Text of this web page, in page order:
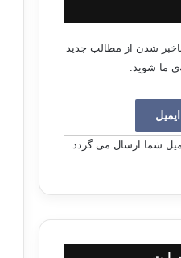
شدن از مطالب جدید
ما شوید.
شما ارسال می گردد